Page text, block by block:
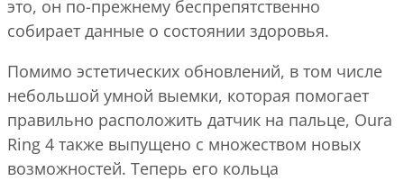
это, он по-прежнему беспрепятственно
собирает данные о состоянии здоровья.
Помимо эстетических обновлений, в том числе
небольшой умной выемки, которая помогает
правильно расположить датчик на пальце, Oura
Ring 4 также выпущено с множеством новых
возможностей. Теперь его кольца